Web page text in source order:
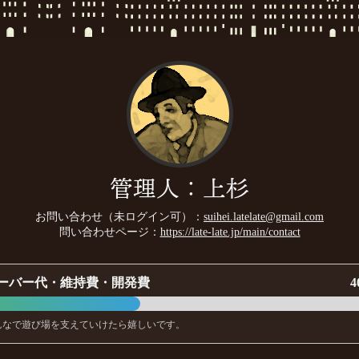
管理人：上杉
お問い合わせ（未ログイン可）： suihei.latelate@gmail.com
問い合わせページ： https://late-late.jp/main/contact
バー代・維持費・開発費
で遊び場を支えていけたら嬉しいです。